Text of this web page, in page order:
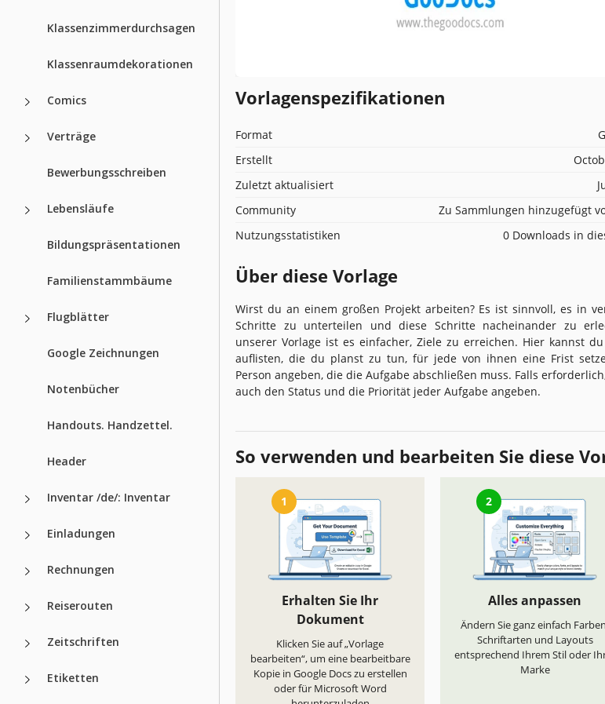
Klassenzimmerdurchsagen
Klassenraumdekorationen
Comics
Verträge
Bewerbungsschreiben
Lebensläufe
Bildungspräsentationen
Familienstammbäume
Flugblätter
Google Zeichnungen
Notenbücher
Handouts. Handzettel.
Header
Inventar /de/: Inventar
Einladungen
Rechnungen
Reiserouten
Zeitschriften
Etiketten
Vorlagenspezifikationen
Format
Erstellt
Zuletzt aktualisiert
Community
Zu Sammlungen hinzugefügt
Nutzungsstatistiken
0 Downloads in
Über diese Vorlage
Wirst du an einem großen Projekt arbeiten? Es ist sinnvoll, es in
Schritte zu unterteilen und diese Schritte nacheinander zu
unserer Vorlage ist es einfacher, Ziele zu erreichen. Hier kannst
auflisten, die du planst zu tun, für jede von ihnen eine Frist
Person angeben, die die Aufgabe abschließen muss. Falls
auch den Status und die Priorität jeder Aufgabe angeben.
So verwenden und bearbeiten Sie diese
1
Erhalten Sie Ihr
Dokument
Klicken Sie auf „Vorlage
bearbeiten“, um eine bearbeitbare
Kopie in Google Docs zu erstellen
oder für Microsoft Word
2
Alles anpassen
Ändern Sie ganz einfach
Schriftarten und Layouts
entsprechend Ihrem Stil oder
Marke